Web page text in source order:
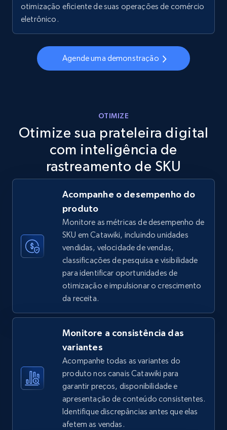
more.
5.6K+ 875+ Comece agora
URL, Final price, Sku, Currency, Gtin,
more.
Comece agora
TikTok Shop
URL, Title, Available, Description, Currency, Initial
price, Final price, Discount percent, and more.
667+ Comece agora
TikTok Shop - category
URL, Title, Available, Description, Currency, Initial
price, Final price, Discount percent, and more.
5.4K+ 667+ Comece agora
TikTok Shop - Collect TikTok shop products
otimização eficiente de suas operações de comércio
eletrônico.
Agende uma demonstração
OTIMIZE
Otimize sua prateleira digital
com inteligência de
rastreamento de SKU
Acompanhe o desempenho do
produto
Monitore as métricas de desempenho de
SKU em Catawiki, incluindo unidades
vendidas, velocidade de vendas,
classificações de pesquisa e visibilidade
para identificar oportunidades de
otimização e impulsionar o crescimento
da receita.
Monitore a consistência das
variantes
Acompanhe todas as variantes do
produto nos canais Catawiki para
garantir preços, disponibilidade e
apresentação de conteúdo consistentes.
Identifique discrepâncias antes que elas
afetem as vendas.